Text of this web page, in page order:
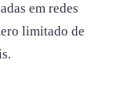
em redes
limitado de